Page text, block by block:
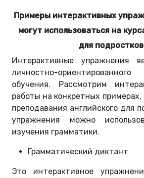
Примеры интерактивных
могут использоваться на
для подростков
Интерактивные упражнения
личностно-
обучения. Рассмотрим
работы на конкретных
преподавания английского для
упражнения можно
изучения грамматики.
Грамматический диктант
Это интерактивное